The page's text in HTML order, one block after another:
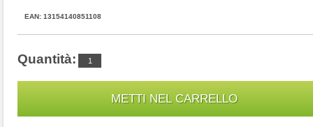
EAN: 13154140851108
Quantità: